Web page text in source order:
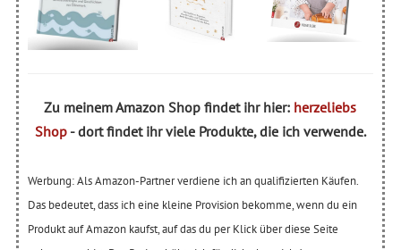
Zu meinem Amazon Shop findet ihr hier: herzeliebs
Shop- dort findet ihr viele Produkte, die ich verwende.
Werbung: Als Amazon-Partner verdiene ich an qualifizierten Käufen.
Das bedeutet, dass ich eine kleine Provision bekomme, wenn du ein
Produkt auf Amazon kaufst, auf das du per Klick über diese Seite